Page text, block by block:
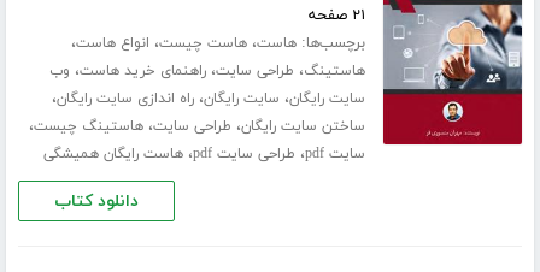
۲۱ صفحه
برچسب‌ها:هاست،هاست چیست، انواع هاست،
هاستینگ، طراحی سایت،راهنمای خرید هاست، وب
سایت رایگان، سایت رایگان،راه اندازی سایت رایگان،
ساختن سایت رایگان، طراحی سایت،هاستینگ چیست،
سایت pdf ، طراحی سایت pdf ،هاست رایگان همیشگی
دانلود کتاب